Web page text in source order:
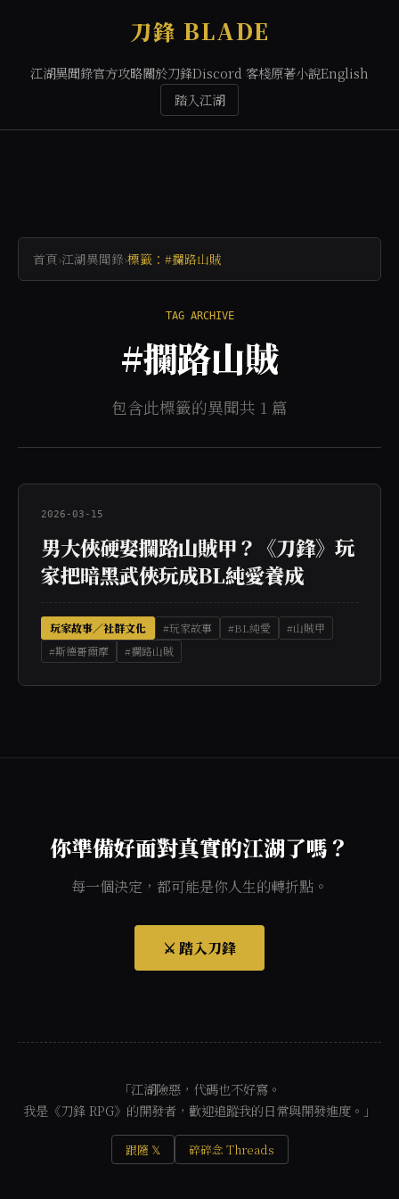
刀鋒 BLADE
江湖異聞錄官方攻略關於刀鋒Discord 客棧原著小說English
踏入江湖
首頁›江湖異聞錄›標籤：#攔路山賊
TAG ARCHIVE
#攔路山賊
包含此標籤的異聞共 1 篇
2026-03-15
男大俠硬娶攔路山賊甲？《刀鋒》玩
家把暗黑武俠玩成BL純愛養成
玩家故事／社群文化 #玩家故事 #BL純愛
#山賊甲
#斯德哥爾摩
#攔路山賊
你準備好面對真實的江湖了嗎？
每一個決定，都可能是你人生的轉折點。
⚔️ 踏入刀鋒
「江湖險惡，代碼也不好寫。
我是《刀鋒 RPG》的開發者，歡迎追蹤我的日常與開發進度。」
跟隨 𝕏 碎碎念 Threads